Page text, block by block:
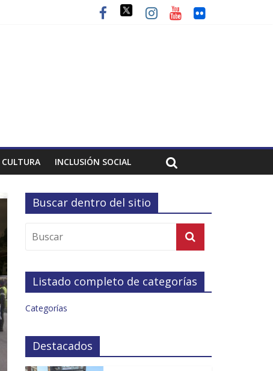
CULTURA INCLUSIÓN SOCIAL
Buscar dentro del sitio
Listado completo de categorías
Categorías
Destacados